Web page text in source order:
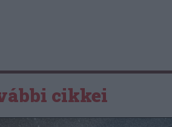
cikkei